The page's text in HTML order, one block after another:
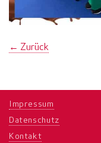
← Zurück
Impressum
Datenschutz
Kontakt